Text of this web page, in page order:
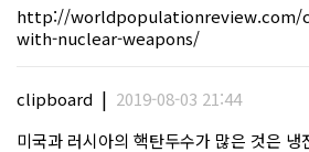
http://worldpopulationreview.com/
with-nuclear-weapons/
clipboard | 2019-08-03 21:44
미국과 러시아의 핵탄두수가 많은 것은